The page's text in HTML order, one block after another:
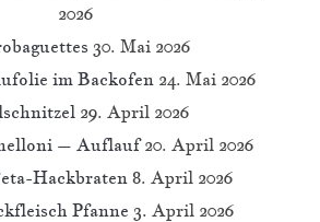
2026
30. Mai 2026
im Backofen 24. Mai 2026
29. April 2026
– Auflauf 20. April 2026
Hackbraten 8. April 2026
Pfanne 3. April 2026